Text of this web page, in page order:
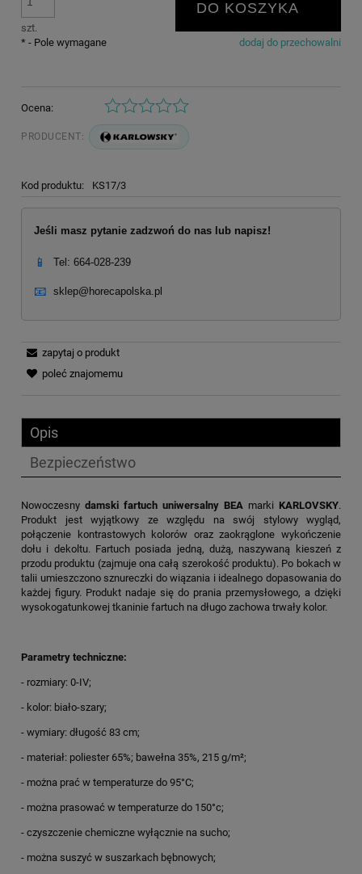
szt.
DO KOSZYKA
dodaj do przechowalni
* - Pole wymagane
Ocena:
PRODUCENT:
Kod produktu: KS17/3
Jeśli masz pytanie zadzwoń do nas lub napisz!
📱 Tel: 664-028-239
📧 sklep@horecapolska.pl
zapytaj o produkt
poleć znajomemu
Opis
Bezpieczeństwo
Nowoczesny damski fartuch uniwersalny BEA marki KARLOVSKY.
Produkt jest wyjątkowy ze względu na swój stylowy wygląd,
połączenie kontrastowych kolorów oraz zaokrąglone wykończenie
dołu i dekoltu. Fartuch posiada jedną, dużą, naszywaną kieszeń z
przodu produktu (zajmuje ona całą szerokość produktu). Po bokach w
talii umieszczono sznureczki do wiązania i idealnego dopasowania do
każdej figury. Produkt nadaje się do prania przemysłowego, a dzięki
wysokogatunkowej tkaninie fartuch na długo zachowa trwały kolor.
Parametry techniczne:
- rozmiary: 0-IV;
- kolor: biało-szary;
- wymiary: długość 83 cm;
- materiał: poliester 65%; bawełna 35%, 215 g/m²;
- można prać w temperaturze do 95°C;
- można prasować w temperaturze do 150°c;
- czyszczenie chemiczne wyłącznie na sucho;
- można suszyć w suszarkach bębnowych;